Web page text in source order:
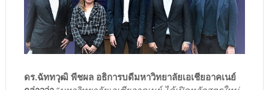
ดร.ฉัททวุฒิ พีชผล อธิการบดีมหาวิทยาลัยเอเชียอาคเนย์